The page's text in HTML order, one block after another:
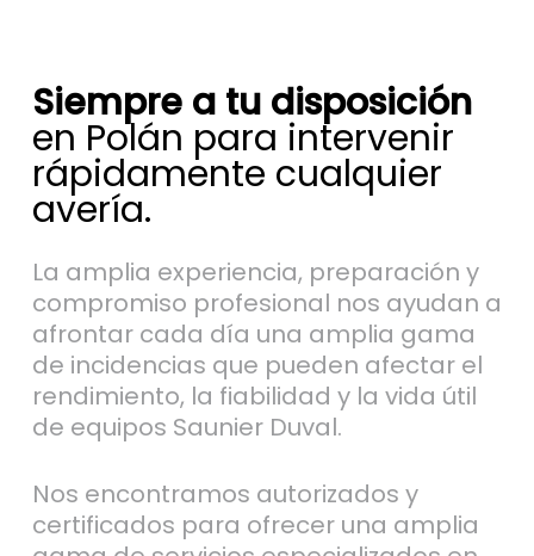
Siempre a tu disposición
en Polán para intervenir
rápidamente cualquier
avería.
La amplia experiencia, preparación y
compromiso profesional nos ayudan a
afrontar cada día una amplia gama
de incidencias que pueden afectar el
rendimiento, la fiabilidad y la vida útil
de equipos Saunier Duval.
Nos encontramos autorizados y
certificados para ofrecer una amplia